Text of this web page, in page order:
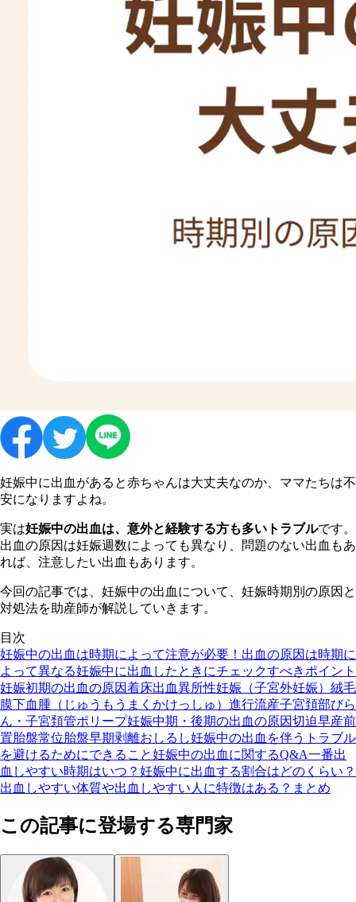
妊娠中に出血があると赤ちゃんは大丈夫なのか、ママたちは不
安になりますよね。
実は妊娠中の出血は、意外と経験する方も多いトラブルです。
出血の原因は妊娠週数によっても異なり、問題のない出血もあ
れば、注意したい出血もあります。
今回の記事では、妊娠中の出血について、妊娠時期別の原因と
対処法を助産師が解説していきます。
目次
妊娠中の出血は時期によって注意が必要！ 出血の原因は時期に
よって異なる妊娠中に出血したときにチェックすべきポイント
妊娠初期の出血の原因着床出血異所性妊娠（子宮外妊娠） 絨毛
膜下血腫（じゅうもうまくかけっしゅ） 進行流産子宮頚部びら
ん・子宮頚管ポリープ妊娠中期・後期の出血の原因切迫早産前
置胎盤常位胎盤早期剥離おしるし妊娠中の出血を伴うトラブル
を避けるためにできること妊娠中の出血に関するQ&A一番出
血しやすい時期はいつ？ 妊娠中に出血する割合はどのくらい？
出血しやすい体質や出血しやすい人に特徴はある？ まとめ
この記事に登場する専門家